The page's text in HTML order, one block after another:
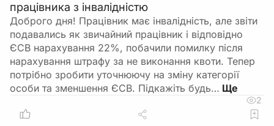
працівника з інвалідністю
Доброго дня! Працівник має інвалідність, але звіти
подавались як звичайний працівник і відповідно
ЄСВ нарахування 22%, побачили помилку після
нарахування штрафу за не виконання квоти. Тепер
потрібно зробити уточнюючу на зміну категорії
особи та зменшення ЄСВ. Підкажіть будь…
2